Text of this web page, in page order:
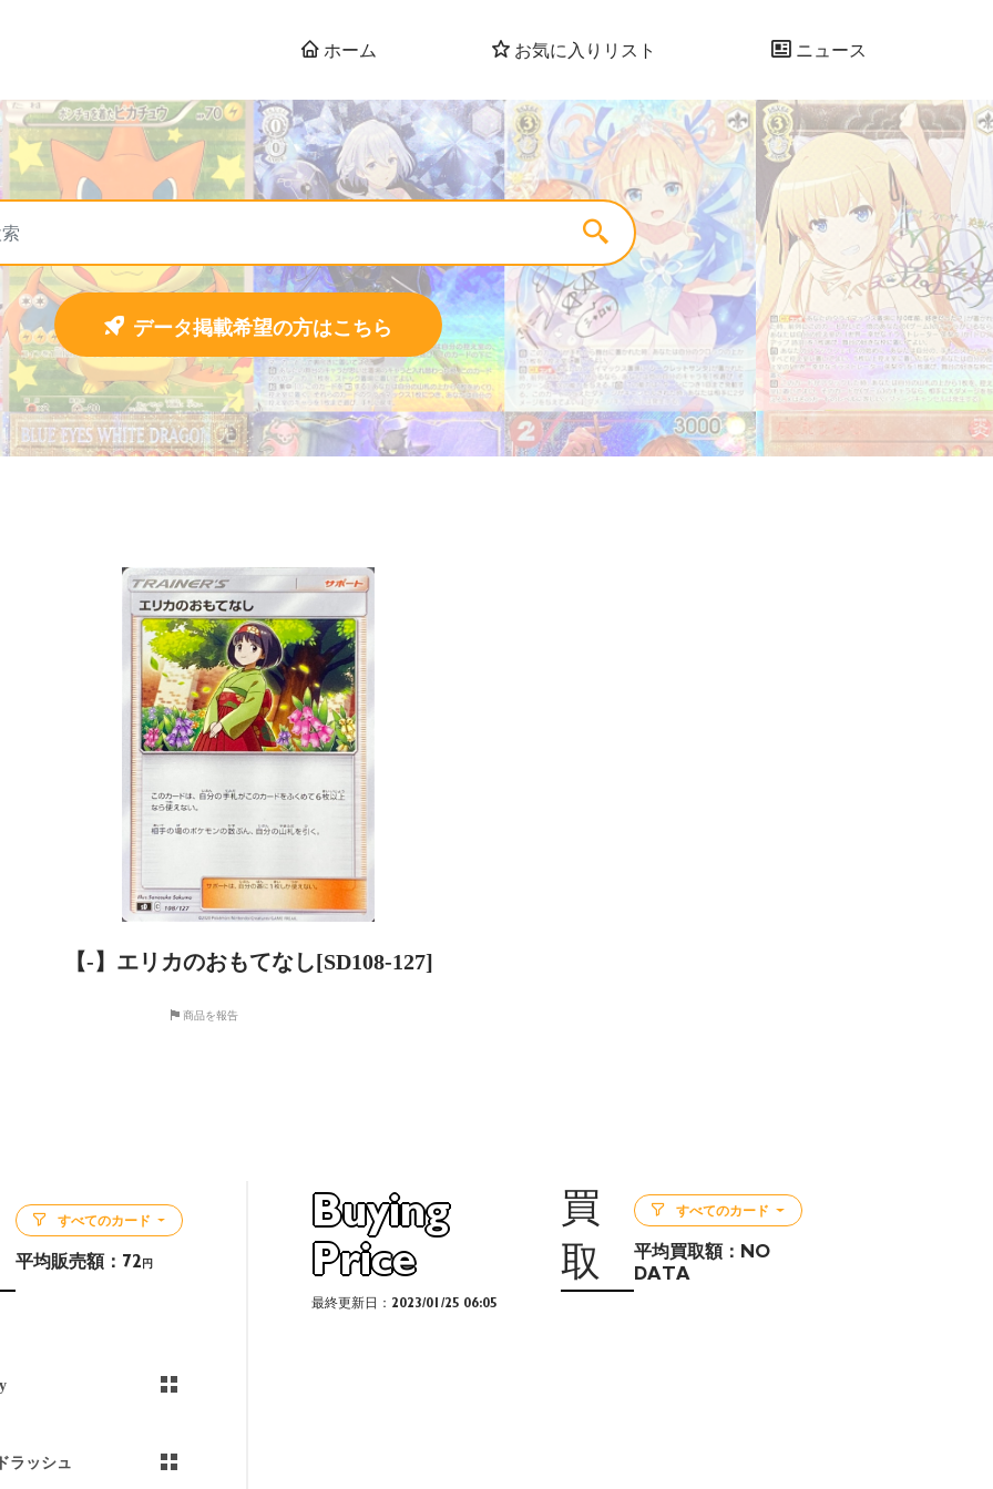
ホーム お気に入りリスト ニュース
データ掲載希望の方はこちら
【-】エリカのおもてなし[SD108-127]
商品を報告
すべてのカード
平均販売額： 72 円
ラッシュ
Buying
Price
買
取
最終更新日：2023/01/25 06:05
すべてのカード
平均買取額： NO
DATA